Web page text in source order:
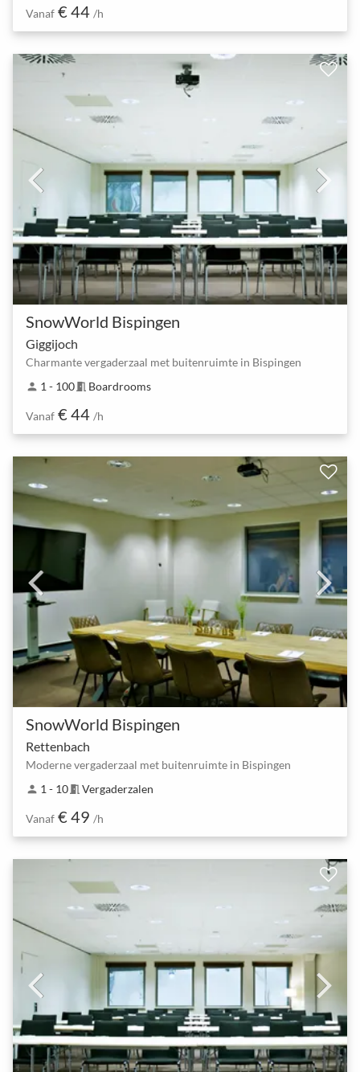
Vanaf € 44 /h
SnowWorld Bispingen
Giggijoch
Charmante vergaderzaal met buitenruimte in Bispingen
person 1 - 100meeting_room Boardrooms
Vanaf € 44 /h
SnowWorld Bispingen
Rettenbach
Moderne vergaderzaal met buitenruimte in Bispingen
person 1 - 10meeting_room Vergaderzalen
Vanaf € 49 /h